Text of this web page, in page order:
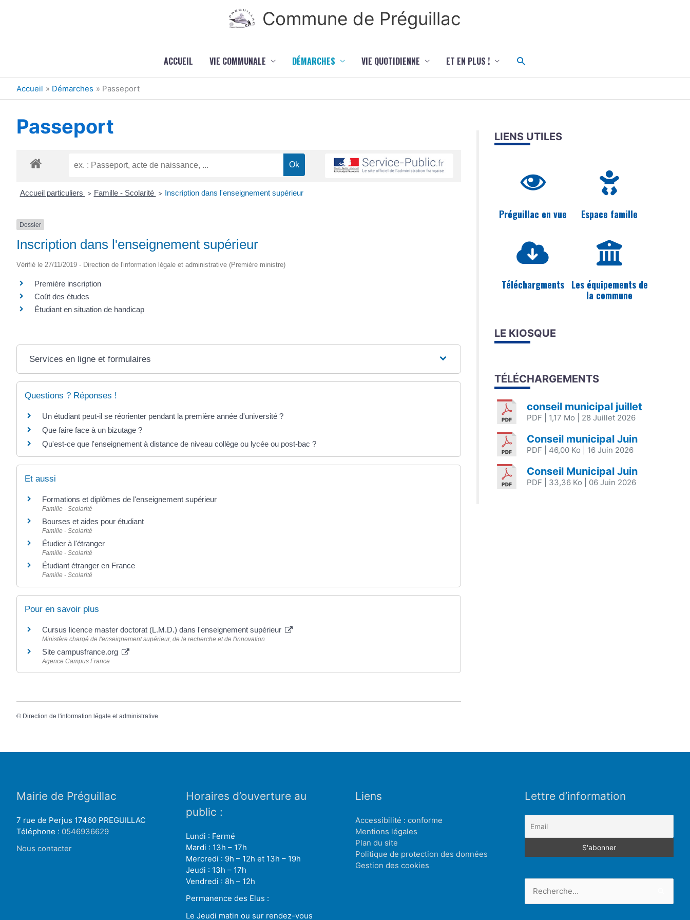
Commune de Préguillac
ACCUEIL VIE COMMUNALE DÉMARCHES VIE QUOTIDIENNE ET EN PLUS ! Rechercher
Accueil Démarches Passeport
Passeport
Accueil particuliers > Famille - Scolarité > Inscription dans l'enseignement supérieur
Dossier
Inscription dans l'enseignement supérieur
Vérifié le 27/11/2019 - Direction de l'information légale et administrative (Première ministre)
Première inscription
Coût des études
Étudiant en situation de handicap
Services en ligne et formulaires
Questions ? Réponses !
Un étudiant peut-il se réorienter pendant la première année d'université ?
Que faire face à un bizutage ?
Qu'est-ce que l'enseignement à distance de niveau collège ou lycée ou post-bac ?
Et aussi
Formations et diplômes de l'enseignement supérieur
Famille - Scolarité
Bourses et aides pour étudiant
Famille - Scolarité
Étudier à l'étranger
Famille - Scolarité
Étudiant étranger en France
Famille - Scolarité
Pour en savoir plus
Cursus licence master doctorat (L.M.D.) dans l'enseignement supérieur
Ministère chargé de l'enseignement supérieur, de la recherche et de l'innovation
Site campusfrance.org
Agence Campus France
© Direction de l'information légale et administrative
LIENS UTILES
Préguillac en vue Espace famille
Téléchargments Les équipements de
la commune
LE KIOSQUE
TÉLÉCHARGEMENTS
conseil municipal juillet
PDF | 1,17 Mo | 28 Juillet 2026
Conseil municipal Juin
PDF | 46,00 Ko | 16 Juin 2026
Conseil Municipal Juin
PDF | 33,36 Ko | 06 Juin 2026
Mairie de Préguillac
7 rue de Perjus 17460 PREGUILLAC
Téléphone : 0546936629
Nous contacter
Horaires d’ouverture au
public :
Lundi : Fermé
Mardi : 13h – 17h
Mercredi : 9h – 12h et 13h – 19h
Jeudi : 13h – 17h
Vendredi : 8h – 12h
Permanence des Elus :
Le Jeudi matin ou sur rendez-vous
Liens
Accessibilité : conforme
Mentions légales
Plan du site
Politique de protection des données
Gestion des cookies
Lettre d’information